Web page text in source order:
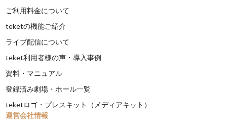
ご利用料金について
teketの機能ご紹介
ライブ配信について
teket利用者様の声・導入事例
資料・マニュアル
登録済み劇場・ホール一覧
teketロゴ・プレスキット（メディアキット）
運営会社情報